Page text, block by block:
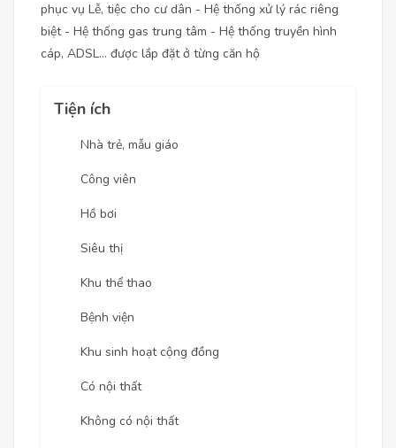
phục vụ Lễ, tiệc cho cư dân - Hệ thống xử lý rác riêng
biệt - Hệ thống gas trung tâm - Hệ thống truyền hình
cáp, ADSL… được lắp đặt ở từng căn hộ
Tiện ích
Nhà trẻ, mẫu giáo
Công viên
Hồ bơi
Siêu thị
Khu thể thao
Bệnh viện
Khu sinh hoạt cộng đồng
Có nội thất
Không có nội thất